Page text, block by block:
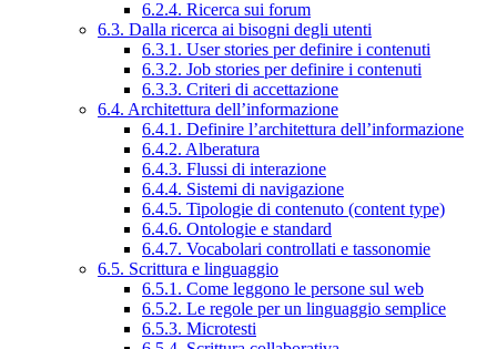
6.2.4. Ricerca sui forum
6.3. Dalla ricerca ai bisogni degli utenti
6.3.1. User stories per definire i contenuti
6.3.2. Job stories per definire i contenuti
6.3.3. Criteri di accettazione
6.4. Architettura dell’informazione
6.4.1. Definire l’architettura dell’informazione
6.4.2. Alberatura
6.4.3. Flussi di interazione
6.4.4. Sistemi di navigazione
6.4.5. Tipologie di contenuto (content type)
6.4.6. Ontologie e standard
6.4.7. Vocabolari controllati e tassonomie
6.5. Scrittura e linguaggio
6.5.1. Come leggono le persone sul web
6.5.2. Le regole per un linguaggio semplice
6.5.3. Microtesti